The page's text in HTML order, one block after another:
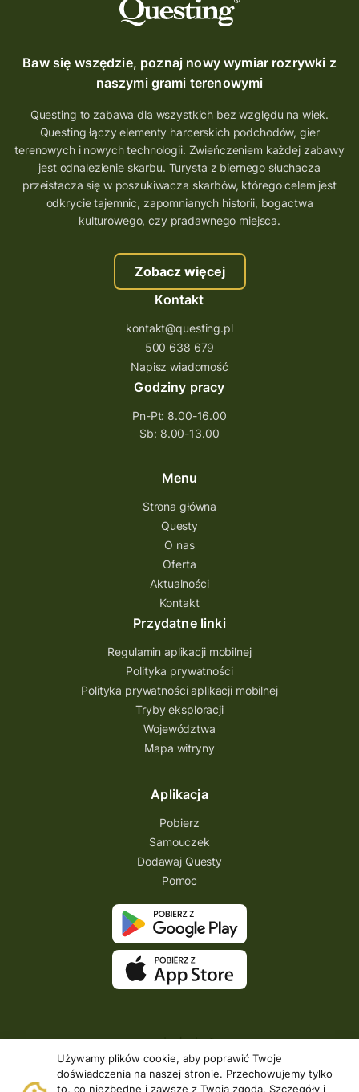
Używamy plików cookie, aby poprawić Twoje
doświadczenia na naszej stronie. Przechowujemy tylko
to, co niezbędne i zawsze z Twoją zgodą. Szczegóły i
Baw się wszędzie, poznaj nowy wymiar rozrywki z
naszymi grami terenowymi
Questing to zabawa dla wszystkich bez względu na wiek.
Questing łączy elementy harcerskich podchodów, gier
terenowych i nowych technologii. Zwieńczeniem każdej zabawy
jest odnalezienie skarbu. Turysta z biernego słuchacza
przeistacza się w poszukiwacza skarbów, którego celem jest
odkrycie tajemnic, zapomnianych historii, bogactwa
kulturowego, czy pradawnego miejsca.
Zobacz więcej
Kontakt
kontakt@questing.pl
500 638 679
Napisz wiadomość
Godziny pracy
Pn-Pt: 8.00-16.00
Sb: 8.00-13.00
Menu
Strona główna
Questy
O nas
Oferta
Aktualności
Kontakt
Przydatne linki
Regulamin aplikacji mobilnej
Polityka prywatności
Polityka prywatności aplikacji mobilnej
Tryby eksploracji
Województwa
Mapa witryny
Aplikacja
Pobierz
Samouczek
Dodawaj Questy
Pomoc